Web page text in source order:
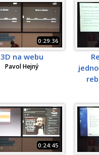
0:29:36
3D na webu
Pavol Hejný
0:24:45